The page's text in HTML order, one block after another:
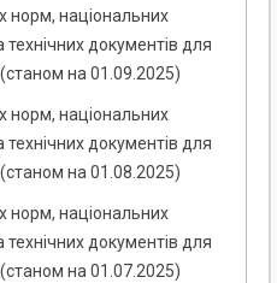
норм, національних
документів для
на 01.09.2025)
норм, національних
документів для
на 01.08.2025)
норм, національних
документів для
на 01.07.2025)